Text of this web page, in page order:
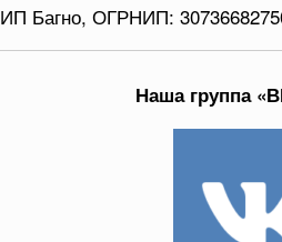
ИП Багно, ОГРНИП:
Наша группа